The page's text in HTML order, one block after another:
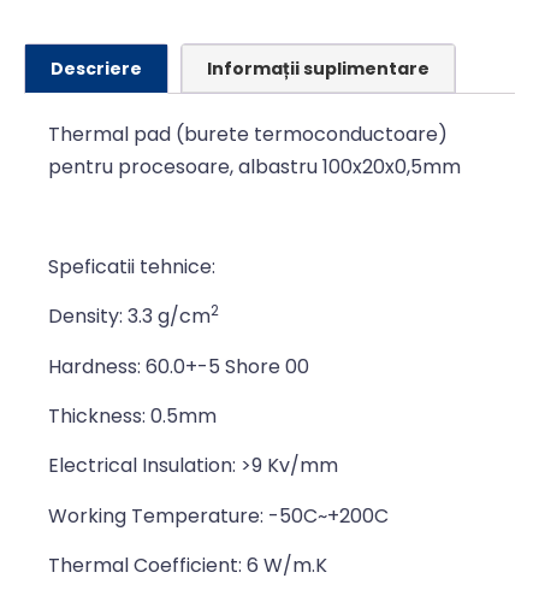
Descriere Informații suplimentare
Thermal pad (burete termoconductoare)
pentru procesoare, albastru 100x20x0,5mm
Speficatii tehnice:
Density: 3.3 g/cm2
Hardness: 60.0+-5 Shore 00
Thickness: 0.5mm
Electrical Insulation: >9 Kv/mm
Working Temperature: -50C~+200C
Thermal Coefficient: 6 W/m.K